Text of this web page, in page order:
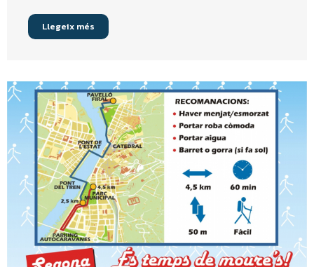
Llegeix més